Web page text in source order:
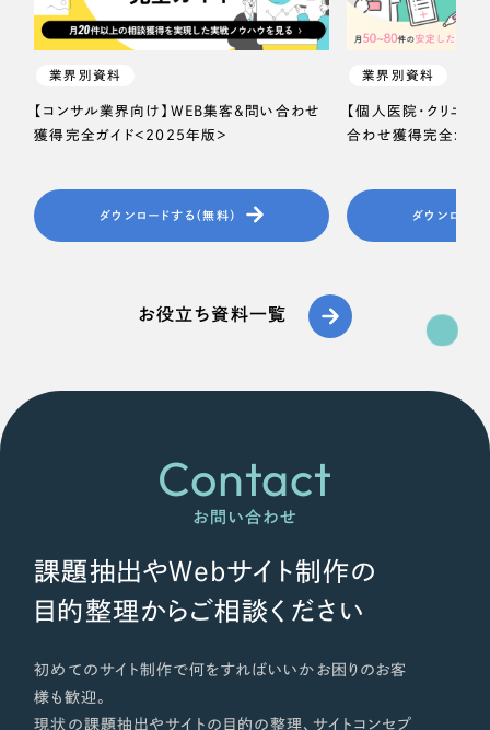
業界別資料
【コンサル業界向け】WEB集客＆問い合わせ
獲得完全ガイド＜2025年版＞
ダウンロードする（無料）
業界別資料
【個人医院・クリニッ
合わせ獲得完全ガイ
ダウンロード
お役立ち資料一覧
Contact
お問い合わせ
課題抽出やWebサイト制作の
目的整理からご相談ください
初めてのサイト制作で何をすればいいかお困りのお客
様も歓迎。
現状の課題抽出やサイトの目的の整理、サイトコンセプ